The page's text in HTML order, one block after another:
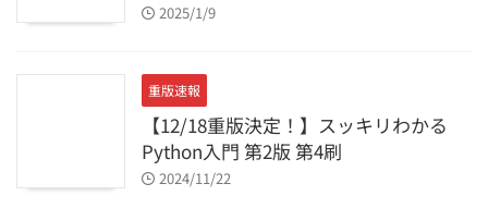
2025/1/9
重版速報
【12/18重版決定！】スッキリわかる
Python入門 第2版 第4刷
2024/11/22